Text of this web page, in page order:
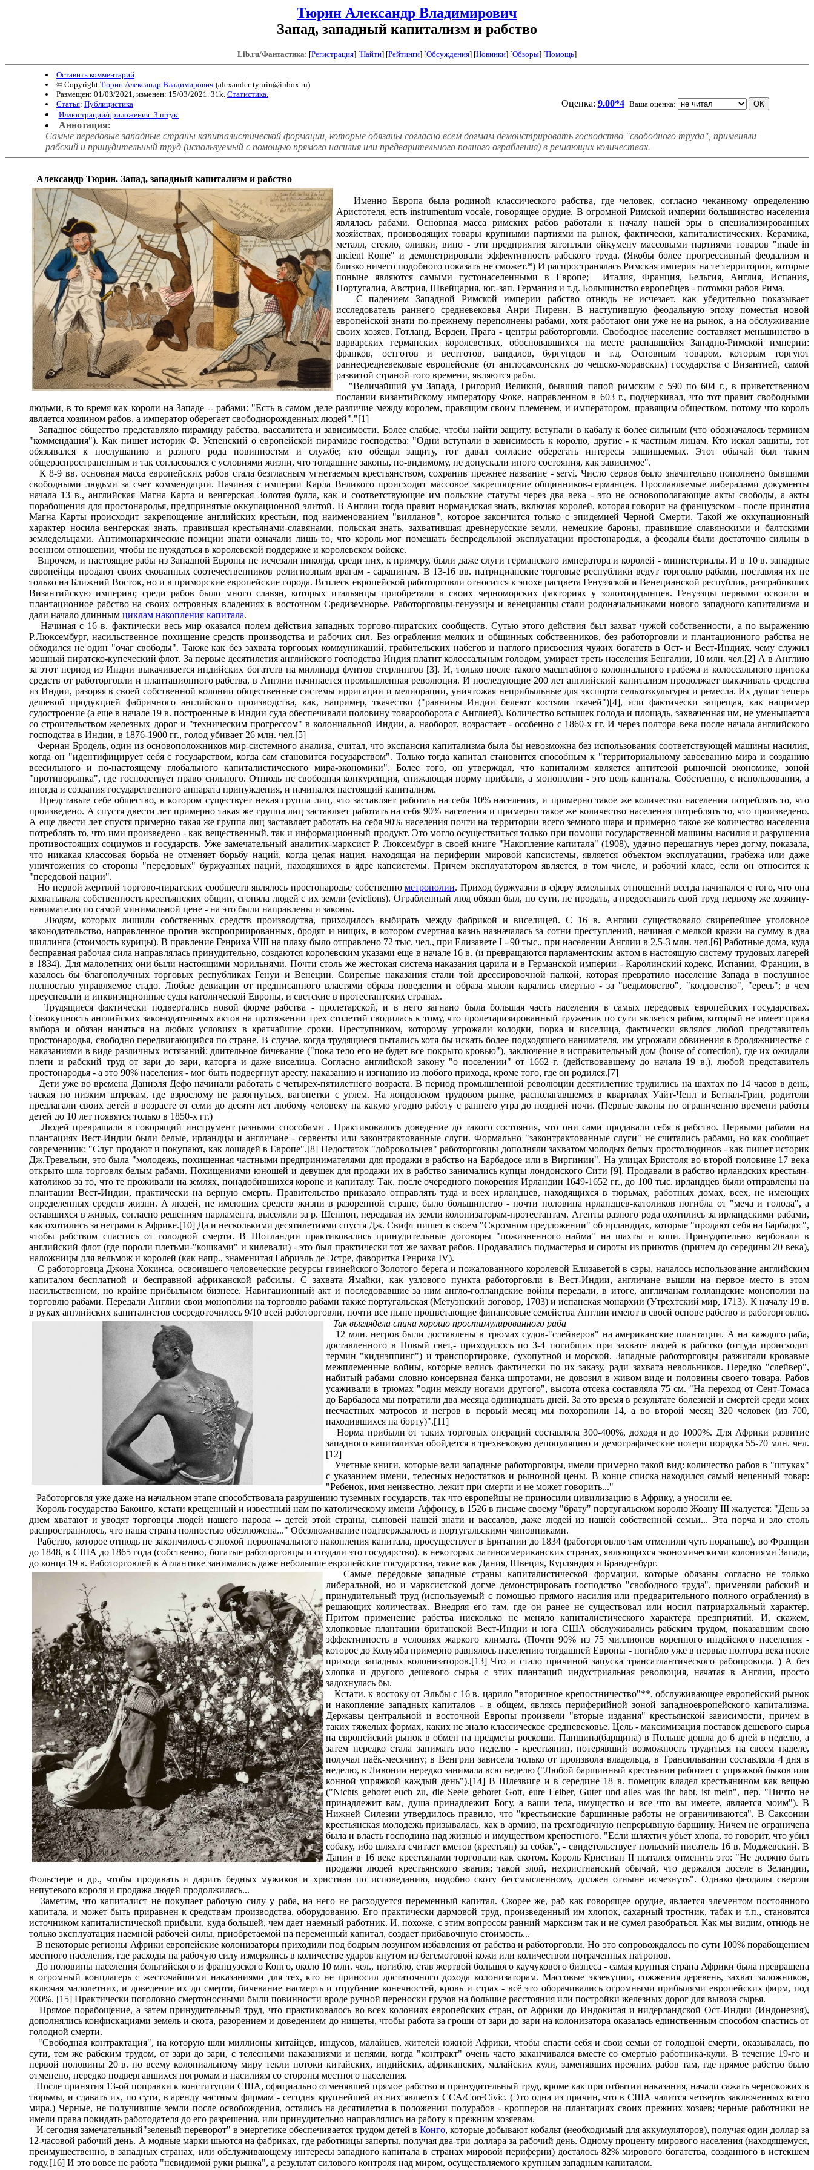
Тюрин Александр Владимирович
Запад, западный капитализм и рабство
Lib.ru/Фантастика: [Регистрация] [Найти] [Рейтинги] [Обсуждения] [Новинки] [Обзоры] [Помощь]
Оставить комментарий
© Copyright Тюрин Александр Владимирович (alexander-tyurin@inbox.ru)
Размещен: 01/03/2021, изменен: 15/03/2021. 31k. Статистика.
Статья: Публицистика
Иллюстрации/приложения: 3 штук.
Оценка: 9.00*4 Ваша оценка:
Аннотация:
Самые передовые западные страны капиталистической формации, которые обязаны согласно всем догмам демонстрировать господство "свободного труда", применяли
рабский и принудительный труд (используемый с помощью прямого насилия или предварительного полного ограбления) в решающих количествах.
Александр Тюрин. Запад, западный капитализм и рабство
Именно Европа была родиной классического рабства, где человек, согласно чеканному определению
Аристотеля, есть instrumentum vocale, говорящее орудие. В огромной Римской империи большинство населения
являлась рабами. Основная масса римских рабов работали к началу нашей эры в специализированных
хозяйствах, производящих товары крупными партиями на рынок, фактически, капиталистических. Керамика,
металл, стекло, оливки, вино - эти предприятия затопляли ойкумену массовыми партиями товаров "made in
ancient Rome" и демонстрировали эффективность рабского труда. (Якобы более прогрессивный феодализм и
близко ничего подобного показать не сможет.*) И распространялась Римская империя на те территории, которые
поныне являются самыми густонаселенными в Европе; Италия, Франция, Бельгия, Англия, Испания,
Португалия, Австрия, Швейцария, юг.-зап. Германия и т.д. Большинство европейцев - потомки рабов Рима.
С падением Западной Римской империи рабство отнюдь не исчезает, как убедительно показывает
исследователь раннего средневековья Анри Пиренн. В наступившую феодальную эпоху поместья новой
европейской знати по-прежнему переполнены рабами, хотя работают они уже не на рынок, а на обслуживание
своих хозяев. Готланд, Верден, Прага - центры работорговли. Свободное население составляет меньшинство в
варварских германских королевствах, обосновавшихся на месте распавшейся Западно-Римской империи:
франков, остготов и вестготов, вандалов, бургундов и т.д. Основным товаром, которым торгуют
раннесредневековые европейские (от англосаксонских до чешско-моравских) государства с Византией, самой
развитой страной того времени, являются рабы.
"Величайший ум Запада, Григорий Великий, бывший папой римским с 590 по 604 г., в приветственном
послании византийскому императору Фоке, направленном в 603 г., подчеркивал, что тот правит свободными
людьми, в то время как короли на Западе -- рабами: "Есть в самом деле различие между королем, правящим своим племенем, и императором, правящим обществом, потому что король
является хозяином рабов, а император оберегает свободнорожденных людей"."[1]
Западное общество представляло пирамиду рабства, вассалитета и зависимости. Более слабые, чтобы найти защиту, вступали в кабалу к более сильным (что обозначалось термином
"коммендация"). Как пишет историк Ф. Успенский о европейской пирамиде господства: "Одни вступали в зависимость к королю, другие - к частным лицам. Кто искал защиты, тот
обязывался к послушанию и разного рода повинностям и службе; кто обещал защиту, тот давал согласие оберегать интересы защищаемых. Этот обычай был таким
общераспространенным и так согласовался с условиями жизни, что тогдашние законы, по-видимому, не допускали иного состояния, как зависимое".
К 8-9 вв. основная масса европейских рабов стала безгласным угнетаемым крестьянством, сохранив прежнее название - servi. Число сервов было значительно пополнено бывшими
свободными людьми за счет коммендации. Начиная с империи Карла Великого происходит массовое закрепощение общинников-германцев. Прославляемые либералами документы
начала 13 в., английская Магна Карта и венгерская Золотая булла, как и соответствующие им польские статуты через два века - это не основополагающие акты свободы, а акты
порабощения для простонародья, предпринятые оккупационной элитой. В Англии тогда правит нормандская знать, включая королей, которая говорит на французском - после принятия
Магна Карты происходит закрепощение английских крестьян, под наименованием "вилланов", которое закончится только с эпидемией Черной Смерти. Такой же оккупационный
характер носила венгерская знать, правившая крестьянами-славянами, польская знать, захватившая древнерусские земли, немецкие бароны, правившие славянскими и балтскими
земледельцами. Антимонархические позиции знати означали лишь то, что король мог помешать беспредельной эксплуатации простонародья, а феодалы были достаточно сильны в
военном отношении, чтобы не нуждаться в королевской поддержке и королевском войске.
Впрочем, и настоящие рабы из Западной Европы не исчезали никогда, среди них, к примеру, были даже слуги германского императора и королей - министериалы. И в 10 в. западные
европейцы продают своих скованных соотечественников религиозным врагам - сарацинам. В 13-16 вв. патрицианские торговые республики ведут торговлю рабами, поставляя их не
только на Ближний Восток, но и в приморские европейские города. Всплеск европейской работорговли относится к эпохе расцвета Генуэзской и Венецианской республик, разграбивших
Византийскую империю; среди рабов было много славян, которых итальянцы приобретали в своих черноморских факториях у золотоордынцев. Генуэзцы первыми освоили и
плантационное рабство на своих островных владениях в восточном Средиземнорье. Работорговцы-генуэзцы и венецианцы стали родоначальниками нового западного капитализма и
дали начало длинным циклам накопления капитала.
Начиная с 16 в. фактически весь мир оказался полем действия западных торгово-пиратских сообществ. Сутью этого действия был захват чужой собственности, а по выражению
Р.Люксембург, насильственное похищение средств производства и рабочих сил. Без ограбления мелких и общинных собственников, без работорговли и плантационного рабства не
обходился не один "очаг свободы". Также как без захвата торговых коммуникаций, грабительских набегов и наглого присвоения чужих богатств в Ост- и Вест-Индиях, чему служил
мощный пиратско-купеческий флот. За первые десятилетия английского господства Индия платит колоссальным голодом, умирает треть населения Бенгалии, 10 млн. чел.[2] А в Англию
за этот период из Индии выкачивается индийских богатств на миллиард фунтов стерлингов [3]. И, только после такого масштабного колониального грабежа и колоссального притока
средств от работорговли и плантационного рабства, в Англии начинается промышленная революция. И последующие 200 лет английский капитализм продолжает выкачивать средства
из Индии, разоряя в своей собственной колонии общественные системы ирригации и мелиорации, уничтожая неприбыльные для экспорта сельхозкультуры и ремесла. Их душат теперь
дешевой продукцией фабричного английского производства, как, например, ткачество ("равнины Индии белеют костями ткачей")[4], или фактически запрещая, как например
судостроение (а еще в начале 19 в. построенные в Индии суда обеспечивали половину товарооборота с Англией). Количество вспышек голода и площадь, захваченная им, не уменьшается
со строительством железных дорог и "техническим прогрессом" в колониальной Индии, а, наоборот, возрастает - особенно с 1860-х гг. И через полтора века после начала английского
господства в Индии, в 1876-1900 гг., голод убивает 26 млн. чел.[5]
Фернан Бродель, один из основоположников мир-системного анализа, считал, что экспансия капитализма была бы невозможна без использования соответствующей машины насилия,
когда он "идентифицирует себя с государством, когда сам становится государством". Только тогда капитал становится способным к "территориальному завоеванию мира и созданию
всесильного и по-настоящему глобального капиталистического мира-экономики". Более того, он утверждал, что капитализм является антитезой рыночной экономике, зоной
"противорынка", где господствует право сильного. Отнюдь не свободная конкуренция, снижающая норму прибыли, а монополии - это цель капитала. Собственно, с использования, а
иногда и создания государственного аппарата принуждения, и начинался настоящий капитализм.
Представьте себе общество, в котором существует некая группа лиц, что заставляет работать на себя 10% населения, и примерно такое же количество населения потреблять то, что
произведено. А спустя двести лет примерно такая же группа лиц заставляет работать на себя 90% населения и примерно такое же количество населения потреблять то, что произведено.
А еще двести лет спустя примерно такая же группа лиц заставляет работать на себя 90% населения почти на территории всего земного шара и примерно такое же количество населения
потреблять то, что ими произведено - как вещественный, так и информационный продукт. Это могло осуществиться только при помощи государственной машины насилия и разрушения
противостоящих социумов и государств. Уже замечательный аналитик-марксист Р. Люксембург в своей книге "Накопление капитала" (1908), удачно перешагнув через догму, показала,
что никакая классовая борьба не отменяет борьбу наций, когда целая нация, находящая на периферии мировой капсистемы, является объектом эксплуатации, грабежа или даже
уничтожения со стороны "передовых" буржуазных наций, находящихся в ядре капсистемы. Причем эксплуататором является, в том числе, и рабочий класс, если он относится к
"передовой нации".
Но первой жертвой торгово-пиратских сообществ являлось простонародье собственнометрополии. Приход буржуазии в сферу земельных отношений всегда начинался с того, что она
захватывала собственность крестьянских общин, сгоняла людей с их земли (evictions). Ограбленный люд обязан был, по сути, не продать, а предоставить свой труд первому же хозяину-
нанимателю по самой минимальной цене - на это были направлены и законы.
Людям, которых лишили собственных средств производства, приходилось выбирать между фабрикой и виселицей. С 16 в. Англии существовало свирепейшее уголовное
законодательство, направленное против экспроприированных, бродяг и нищих, в котором смертная казнь назначалась за сотни преступлений, начиная с мелкой кражи на сумму в два
шиллинга (стоимость курицы). В правление Генриха VIII на плаху было отправлено 72 тыс. чел., при Елизавете I - 90 тыс., при населении Англии в 2,5-3 млн. чел.[6] Работные дома, куда
бесправная рабочая сила направлялась принудительно, создаются королевским указами еще в начале 16 в. (и превращаются парламентским актом в настоящую систему трудовых лагерей
в 1834). Для малолетних они были настоящими морильнями. Почти столь же жестокая система наказания царила и в Германской империи - Каролинский кодекс, Испании, Франции, в
казалось бы благополучных торговых республиках Генуи и Венеции. Свирепые наказания стали той дрессировочной палкой, которая превратило население Запада в послушное
полностью управляемое стадо. Любые девиации от предписанного властями образа поведения и образа мысли карались смертью - за "ведьмовство", "колдовство", "ересь"; в чем
преуспевали и инквизиционные суды католической Европы, и светские в протестантских странах.
Трудящиеся фактически подвергались новой форме рабства - пролетарской, и в него загнано была большая часть населения в самых передовых европейских государствах.
Совокупность английских законодательных актов на протяжении трех столетий сводилась к тому, что пролетаризированный труженик по сути является рабом, который не имеет права
выбора и обязан наняться на любых условиях в кратчайшие сроки. Преступником, которому угрожали колодки, порка и виселица, фактически являлся любой представитель
простонародья, свободно передвигающийся по стране. В случае, когда трудящиеся пытались хотя бы искать более подходящего нанимателя, им угрожали обвинения в бродяжничестве с
наказаниями в виде различных истязаний: длительное бичевание ("пока тело его не будет все покрыто кровью"), заключение в исправительный дом (house of correction), где их ожидали
плети и рабский труд от зари до зари, каторга и даже виселица. Согласно английской закону "о поселении" от 1662 г. (действовавшему до начала 19 в.), любой представитель
простонародья - а это 90% населения - мог быть подвергнут аресту, наказанию и изгнанию из любого прихода, кроме того, где он родился.[7]
Дети уже во времена Даниэля Дефо начинали работать с четырех-пятилетнего возраста. В период промышленной революции десятилетние трудились на шахтах по 14 часов в день,
таская по низким штрекам, где взрослому не разогнуться, вагонетки с углем. На лондонском трудовом рынке, располагавшемся в кварталах Уайт-Чепл и Бетнал-Грин, родители
предлагали своих детей в возрасте от семи до десяти лет любому человеку на какую угодно работу с раннего утра до поздней ночи. (Первые законы по ограничению времени работы
детей до 10 лет появятся только в 1850-х гг.)
Людей превращали в говорящий инструмент разными способами . Практиковалось доведение до такого состояния, что они сами продавали себя в рабство. Первыми рабами на
плантациях Вест-Индии были белые, ирландцы и англичане - сервенты или законтрактованные слуги. Формально "законтрактованные слуги" не считались рабами, но как сообщает
современник: "Слуг продают и покупают, как лошадей в Европе".[8] Недостаток "добровольцев" работорговцы дополняли захватом молодых белых простолюдинов - как пишет историк
Дж.Тревельян, это была "молодежь, похищенная частными предпринимателями для продажи в рабство на Барбадосе или в Виргинии". На улицах Бристоля во второй половине 17 века
открыто шла торговля белым рабами. Похищениями юношей и девушек для продажи их в рабство занимались купцы лондонского Сити [9]. Продавали в рабство ирландских крестьян-
католиков за то, что те проживали на землях, понадобившихся короне и капиталу. Так, после очередного покорения Ирландии 1649-1652 гг., до 100 тыс. ирландцев были отправлены на
плантации Вест-Индии, практически на верную смерть. Правительство приказало отправлять туда и всех ирландцев, находящихся в тюрьмах, работных домах, всех, не имеющих
определенных средств жизни. А людей, не имеющих средств жизни в разоренной стране, было большинство - почти половина ирландцев-католиков погибла от "меча и голода", а
оставшихся в живых, согласно решениям парламента, выселяли за р. Шеннон, передавая их земли колонизаторам-протестантам. Агенты разного рода охотились за ирландскими рабами,
как охотились за неграми в Африке.[10] Да и несколькими десятилетиями спустя Дж. Свифт пишет в своем "Скромном предложении" об ирландцах, которые "продают себя на Барбадос",
чтобы рабством спастись от голодной смерти. В Шотландии практиковались принудительные договоры "пожизненного найма" на шахты и копи. Принудительно вербовали в
английский флот (где пороли плетьми-"кошками" и килевали) - это был практически тот же захват рабов. Продавались подмастерья и сироты из приютов (причем до середины 20 века),
наложницы для вельмож и королей (как напр., знаменитая Габриэль де Эстре, фаворитка Генриха IV).
С работорговца Джона Хокинса, освоившего человеческие ресурсы гвинейского Золотого берега и пожалованного королевой Елизаветой в сэры, началось использование английским
капиталом бесплатной и бесправной африканской рабсилы. С захвата Ямайки, как узлового пункта работорговли в Вест-Индии, англичане вышли на первое место в этом
насильственном, но крайне прибыльном бизнесе. Навигационный акт и последовавшие за ним англо-голландские войны передали, в итоге, англичанам голландские монополии на
торговлю рабами. Передали Англии свои монополии на торговлю рабами также португальская (Метуэнский договор, 1703) и испанская монархии (Утрехтский мир, 1713). К началу 19 в.
в руках английских капиталистов сосредоточилось 9/10 всей работорговли, почти все ныне процветающие финансовые семейства Англии имеют в своей основе рабство и работорговлю.
Так выглядела спина хорошо простимулированного раба
12 млн. негров были доставлены в трюмах судов-"слейверов" на американские плантации. А на каждого раба,
доставленного в Новый свет,- приходилось по 3-4 погибших при захвате людей в рабство (оттуда происходит
термин "киднэппинг") и транспортировке, сухопутной и морской. Западные работорговцы разжигали кровавые
межплеменные войны, которые велись фактически по их заказу, ради захвата невольников. Нередко "слейвер",
набитый рабами словно консервная банка шпротами, не довозил в живом виде и половины своего товара. Рабов
усаживали в трюмах "один между ногами другого", высота отсека составляла 75 см. "На переход от Сент-Томаса
до Барбадоса мы потратили два месяца одиннадцать дней. За это время в результате болезней и смертей среди моих
несчастных матросов и негров в первый месяц мы похоронили 14, а во второй месяц 320 человек (из 700,
находившихся на борту)".[11]
Норма прибыли от таких торговых операций составляла 300-400%, доходя и до 1000%. Для Африки развитие
западного капитализма обойдется в трехвековую депопуляцию и демографические потери порядка 55-70 млн. чел.
[12]
Учетные книги, которые вели западные работорговцы, имели примерно такой вид: количество рабов в "штуках"
с указанием имени, телесных недостатков и рыночной цены. В конце списка находился самый неценный товар:
"Ребенок, имя неизвестно, лежит при смерти и не может говорить..."
Работорговля уже даже на начальном этапе способствовала разрушению туземных государств, так что европейцы не приносили цивилизацию в Африку, а уносили ее.
Король государства Баконго, кстати крещенный и известный нам по католическому имени Аффонсу, в 1526 в письме своему "брату" португальском королю Жоану III жалуется: "День за
днем хватают и уводят торговцы людей нашего народа -- детей этой страны, сыновей нашей знати и вассалов, даже людей из нашей собственной семьи... Эта порча и зло столь
распространилось, что наша страна полностью обезлюжена..." Обезлюживание подтверждалось и португальскими чиновниками.
Рабство, которое отнюдь не закончилось с эпохой первоначального накопления капитала, просуществует в Британии до 1834 (работорговлю там отменили чуть пораньше), во Франции
до 1848, в США до 1865 года (собственно, богатые работорговцы и создали это государство). в некоторых латиноамериканских странах, являющихся экономическими колониями Запада,
до конца 19 в. Работорговлей в Атлантике занимались даже небольшие европейские государства, такие как Дания, Швеция, Курляндия и Бранденбург.
Самые передовые западные страны капиталистической формации, которые обязаны согласно не только
либеральной, но и марксистской догме демонстрировать господство "свободного труда", применяли рабский и
принудительный труд (используемый с помощью прямого насилия или предварительного полного ограбления) в
решающих количествах. Внедряя его там, где он ранее не существовал или носил патриархальный характер.
Притом применение рабства нисколько не меняло капиталистического характера предприятий. И, скажем,
хлопковые плантации британской Вест-Индии и юга США обслуживались рабским трудом, показавшим свою
эффективность в условиях жаркого климата. (Почти 90% из 75 миллионов коренного индейского населения -
которое до Колумба примерно равнялось населению тогдашней Европы - погибло уже в первые полтора века после
прихода западных колонизаторов.[13] Что и стало причиной запуска трансатлантического рабопровода. ) А без
хлопка и другого дешевого сырья с этих плантаций индустриальная революция, начатая в Англии, просто
задохнулась бы.
Кстати, к востоку от Эльбы с 16 в. царило "вторичное крепостничество"**, обслуживающее европейский рынок
и накопление западных капиталов - в общем, являясь периферийной зоной западноевропейского капитализма.
Державы центральной и восточной Европы произвели "вторые издания" крестьянской зависимости, причем в
таких тяжелых формах, каких не знало классическое средневековье. Цель - максимизация поставок дешевого сырья
на европейский рынок в обмен на предметы роскоши. Панщина(барщина) в Польше дошла до 6 дней в неделю, а
затем нередко стала занимать всю неделю - крестьянин, потерявший возможность трудиться на своем наделе,
получал паёк-месячину; в Венгрии зависела только от произвола владельца, в Трансильвании составляла 4 дня в
неделю, в Ливонии нередко занимала всю неделю ("Любой барщинный крестьянин работает с упряжкой быков или
конной упряжкой каждый день").[14] В Шлезвиге и в середине 18 в. помещик владел крестьянином как вещью
("Nichts gehoret euch zu, die Seele gehoret Gott, eure Leiber, Guter und alles was ihr habt, ist mein", пер. "Ничто не
принадлежит вам, душа принадлежит Богу, а ваши тела, имущество и все что вы имеете, является моим"). В
Нижней Силезии утвердилось правило, что "крестьянские барщинные работы не ограничиваются". В Саксонии
крестьянская молодежь призывалась, как в армию, на трехгодичную непрерывную барщину. Ничем не ограничена
была и власть господина над жизнью и имуществом крепостного. "Если шляхтич убьет хлопа, то говорит, что убил
собаку, ибо шляхта считает кметов (крестьян) за собак", - свидетельствует польский писатель 16 в. Моджевский. В
Дании в 16 веке крестьянами торговали как скотом. Король Кристиан II пытался отменить это: "Не должно быть
продажи людей крестьянского звания; такой злой, нехристианский обычай, что держался доселе в Зеландии,
Фольстере и др., чтобы продавать и дарить бедных мужиков и христиан по исповеданию, подобно скоту бессмысленному, должен отныне исчезнуть". Однако феодалы свергли
непутевого короля и продажа людей продолжилась...
Заметим, что капиталист не покупает рабочую силу у раба, на него не расходуется переменный капитал. Скорее же, раб как говорящее орудие, является элементом постоянного
капитала, и может быть приравнен к средствам производства, оборудованию. Его практически дармовой труд, произведенный им хлопок, сахарный тростник, табак и т.п., становятся
источником капиталистической прибыли, куда большей, чем дает наемный работник. И, похоже, с этим вопросом ранний марксизм так и не сумел разобраться. Как мы видим, отнюдь не
только эксплуатация наемной рабочей силы, приобретаемой на переменный капитал, создает прибавочную стоимость...
В некоторые регионы Африки европейские колонизаторы приходили под бодрым лозунгом избавления от рабства и работорговли. Но это сопровождалось по сути 100% порабощением
местного населения, где расходы на рабочую силу измерялись в количестве ударов кнутом из бегемотовой кожи или количеством потраченных патронов.
До половины населения бельгийского и французского Конго, около 10 млн. чел., погибло, став жертвой большого каучукового бизнеса - самая крупная страна Африки была превращена
в огромный концлагерь с жесточайшими наказаниями для тех, кто не приносил достаточного дохода колонизаторам. Массовые экзекуции, сожжения деревень, захват заложников,
включая малолетних, и доведение их до смерти, бичевание насмерть и отрубание конечностей, кровь и страх - всё это оборачивались огромными прибылями европейских фирм, под
700%. [15] Практически поголовно смертоносными были повинности вроде ручной переноски грузов на большие расстояния или постройки железных дорог для вывоза сырья.
Прямое порабощение, а затем принудительный труд, что практиковалось во всех колониях европейских стран, от Африки до Индокитая и нидерландской Ост-Индии (Индонезия),
дополнялись конфискациями земель и скота, разорением и доведением до нищеты, чтобы работа за гроши от зари до зари на колонизатора оказалась единственным способом спастись от
голодной смерти.
"Свободная контрактация", на которую шли миллионы китайцев, индусов, малайцев, жителей южной Африки, чтобы спасти себя и свои семьи от голодной смерти, оказывалась, по
сути, тем же рабским трудом, от зари до зари, с телесными наказаниями и цепями, когда "контракт" очень часто заканчивался вместе со смертью работника-кули. В течение 19-го и
первой половины 20 в. по всему колониальному миру текли потоки китайских, индийских, африканских, малайских кули, заменявших прежних рабов там, где прямое рабство было
отменено, нередко подвергавшихся погромам и насилиям со стороны местного населения.
После принятия 13-ой поправки к конституции США, официально отменявшей прямое рабство и принудительный труд, кроме как при отбытии наказания, начали сажать чернокожих в
тюрьмы, и сдавать их, по сути, в аренду частным фирмам - сегодня крупнейшей из них является CCA/CoreCivic. (Это одна из причин, что в США чалится четверть заключенных всего
мира.) Черные, не получившие земли после освобождения, остались на десятилетия в положении полурабов - кропперов на плантациях своих прежних хозяев; черные работники не
имели права покидать работодателя до его разрешения, или принудительно направлялись на работу к прежним хозяевам.
И сегодня замечательный"зеленый переворот" в энергетике обеспечивается трудом детей в Конго, которые добывают кобальт (необходимый для аккумуляторов), получая один доллар за
12-часовой рабочий день. А модные марки шьются на фабриках, где работницы заперты, получая два-три доллара за рабочий день. Одному проценту мирового населения (находящемуся,
преимущественно, в западных странах, или обслуживающему интересы западного капитала в странах мировой периферии) досталось 82% мирового богатства, созданного в истекшем
году.[16] И это вовсе не работа "невидимой руки рынка", а результат силового контроля над миром, осуществляемого крупным западным капиталом.